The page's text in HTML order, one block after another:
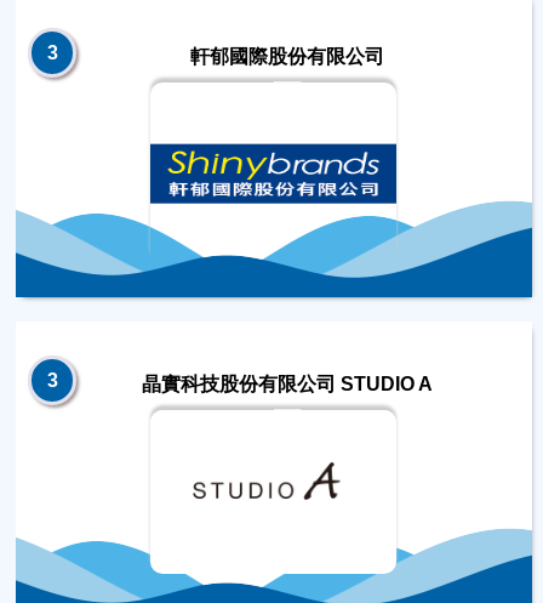
3 軒郁國際股份有限公司
3 晶實科技股份有限公司 STUDIO A